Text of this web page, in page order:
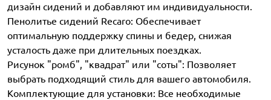
дизайн сидений и добавляют им индивидуальности.
Пенолитье сидений Recaro: Обеспечивает
оптимальную поддержку спины и бедер, снижая
усталость даже при длительных поездках.
Рисунок "ромб", "квадрат" или "соты": Позволяет
выбрать подходящий стиль для вашего автомобиля.
Комплектующие для установки: Все необходимые